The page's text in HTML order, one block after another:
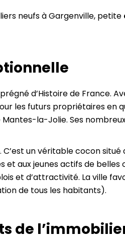
neufs à Gargenville, petite
d’Histoire de France.
les futurs propriétaires en
la-Jolie. Ses
. C’est un véritable cocon
et aux jeunes actifs de
et d’attractivité. La ville
de tous les habitants).
de